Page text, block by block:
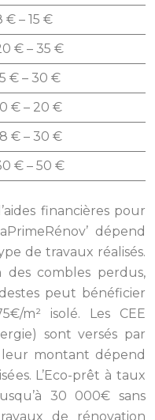
€ – 15 €
€ – 35 €
€ – 30 €
€ – 20 €
€ – 30 €
€ – 50 €
financières pour
dépend
de travaux réalisés.
des combles perdus,
peut bénéficier
m² isolé. Les CEE
sont versés par
leur montant dépend
L’Eco-prêt à taux
30 000€ sans
de rénovation